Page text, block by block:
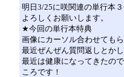
明日3/25に咲関連の単行本
よろしくお願いします。
★今回の単行本特典
画像にカーソル合わせても
最近ぜんぜん質問返しとかし
最近は健康になってきたの
ころです！